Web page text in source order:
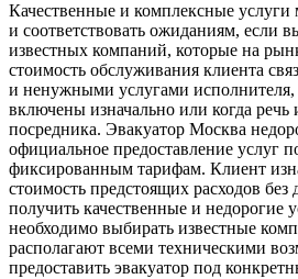
Качественные и комплексные
и соответствовать ожиданиям, если
известных компаний, которые на
стоимость обслуживания клиента
и ненужными услугами исполнителя,
включены изначально или когда
посредника. Эвакуатор Москва
официальное предоставление услуг
фиксированным тарифам. Клиент
стоимость предстоящих расходов
получить качественные и недорогие
необходимо выбирать известные
располагают всеми техническими
предоставить эвакуатор под